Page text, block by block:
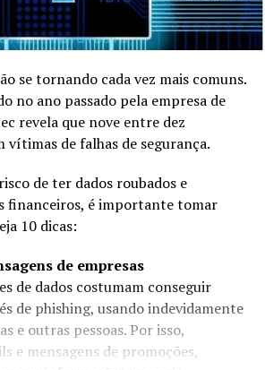
se tornando cada vez mais comuns.
no ano passado pela empresa de
revela que nove entre dez
vítimas de falhas de segurança.
de ter dados roubados e
financeiros, é importante tomar
10 dicas:
de empresas
de dados costumam conseguir
de phishing, usando indevidamente
e outras pessoas. Por isso,
e mensagens de promoções,